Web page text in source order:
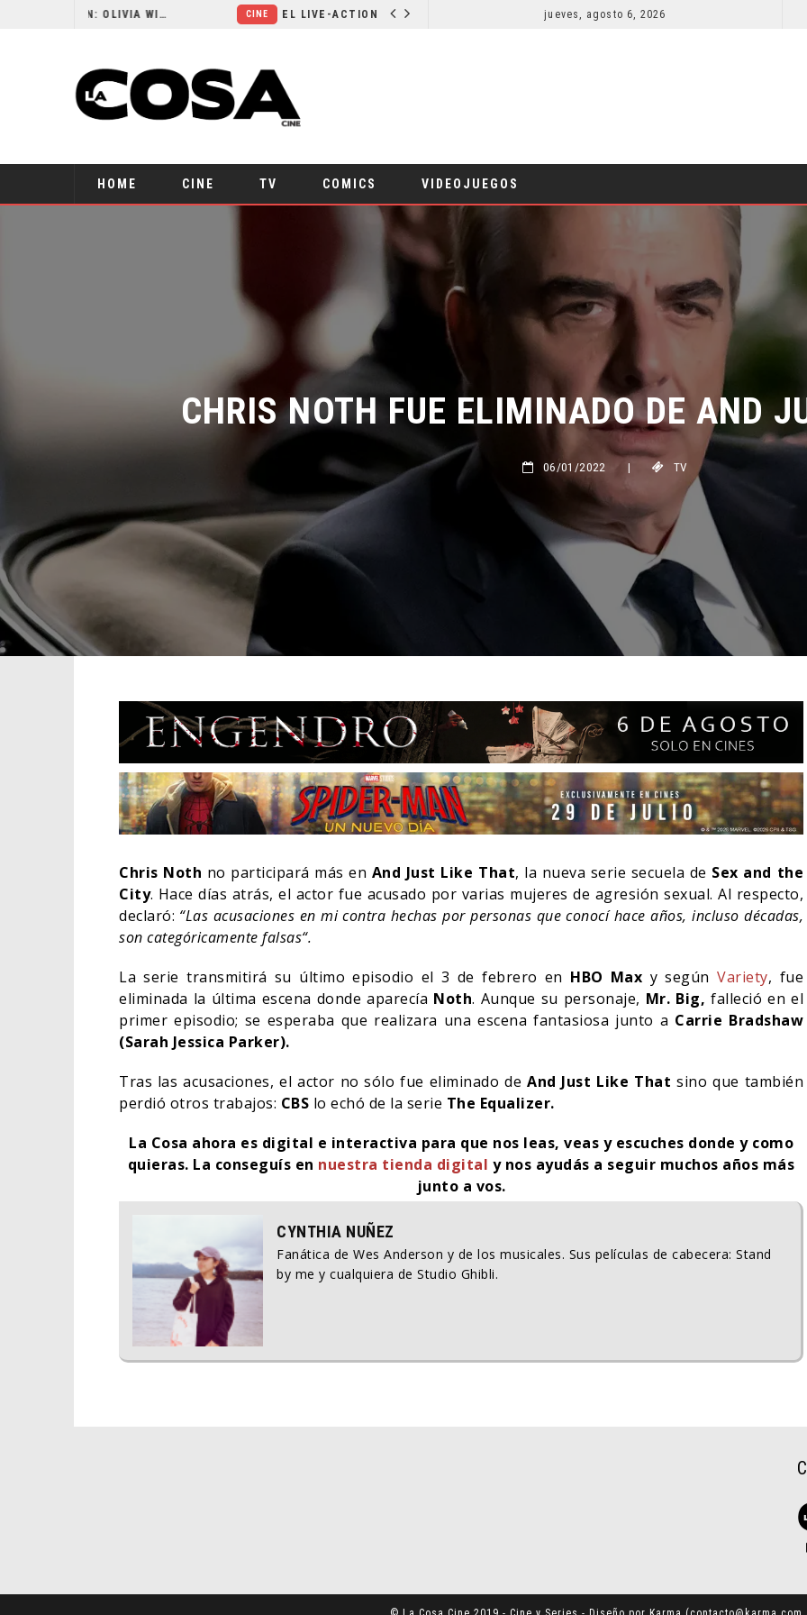
CINE jueves, agosto 6, 2026
HOME CINE TV COMICS VIDEOJUEGOS
CHRIS NOTH FUE ELIMINADO DE AND
| TV
Chris Noth no participará más en And Just Like That, la nueva serie secuela de Sex and the
City. Hace días atrás, el actor fue acusado por varias mujeres de agresión sexual. Al respecto,
declaró: “Las acusaciones en mi contra hechas por personas que conocí hace años, incluso décadas,
son categóricamente falsas“.
La serie transmitirá su último episodio el 3 de febrero en HBO Max y segúnVariety, fue
eliminada la última escena donde aparecía Noth. Aunque su personaje, Mr. Big, falleció en el
primer episodio; se esperaba que realizara una escena fantasiosa junto a Carrie Bradshaw
(Sarah Jessica Parker).
Tras las acusaciones, el actor no sólo fue eliminado deAnd Just Like Thatsino que también
perdió otros trabajos: CBS lo echó de la serie The Equalizer.
La Cosa ahora es digital e interactiva para que nos leas, veas y escuches donde y como
quieras. La conseguís en nuestra tienda digital y nos ayudás a seguir muchos años más
junto a vos.
CYNTHIA NUÑEZ
Fanática de Wes Anderson y de los musicales. Sus películas de cabecera: Stand
by me y cualquiera de Studio Ghibli.
ORLANDO BLOOM AFIRMA
HABER RECHAZADO SER
CINE 05/08/2026 CINE 05/08/2026